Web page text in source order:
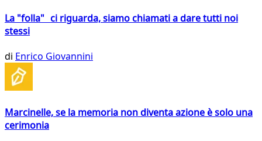
La "folla" ci riguarda, siamo chiamati a dare tutti noi
stessi
di Enrico Giovannini
Marcinelle, se la memoria non diventa azione è solo una
cerimonia